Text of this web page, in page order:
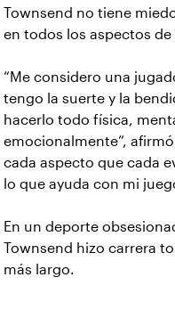
Townsend no tiene
en todos los aspectos de
“Me considero una
tengo la suerte y la
hacerlo todo física,
emocionalmente”,
cada aspecto que cada
lo que ayuda con mi
En un deporte
Townsend hizo carrera
más largo.